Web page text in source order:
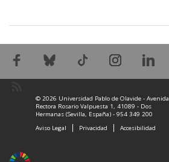
© 2026 Universidad Pablo de Olavide - Avenida
Rectora Rosario Valpuesta 1, 41089 - Dos
Hermanas (Sevilla, España) - 954 349 200
Aviso Legal
Privacidad Accesibilidad